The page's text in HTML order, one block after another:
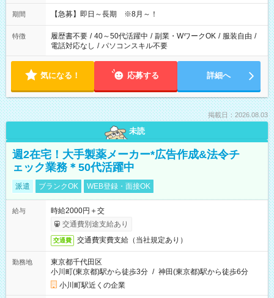
期間 【急募】即日～長期 ※8月～！
特徴 履歴書不要 / 40～50代活躍中 / 副業・WワークOK / 服装自由 /
電話対応なし / パソコンスキル不要
気になる！ 応募する 詳細へ
掲載日：2026.08.03
未読
週2在宅！大手製薬メーカー*広告作成&法令チ
ェック業務＊50代活躍中
派遣 ブランクOK WEB登録・面接OK
給与
時給2000円＋交
交通費別途支給あり
交通費 交通費実費支給（当社規定あり）
勤務地
東京都千代田区
小川町(東京都)駅から徒歩3分 / 神田(東京都)駅から徒歩6分
小川町駅近くの企業